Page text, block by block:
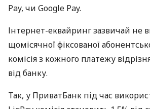
Pay, чи Google Pay.
Інтернет-еквайринг зазвичай не
щомісячної фіксованої
комісія з кожного платежу
від банку.
Так, у ПриватБанк під час